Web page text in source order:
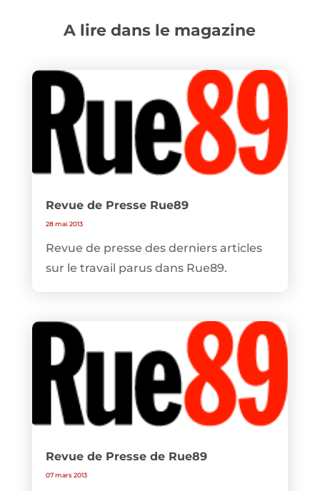
A lire dans le magazine
Revue de Presse Rue89
28 mai 2013
Revue de presse des derniers articles
sur le travail parus dans Rue89.
Revue de Presse de Rue89
07 mars 2013